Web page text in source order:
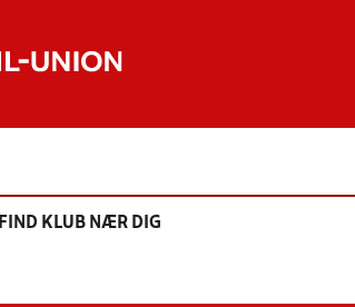
FIND KLUB NÆR DIG